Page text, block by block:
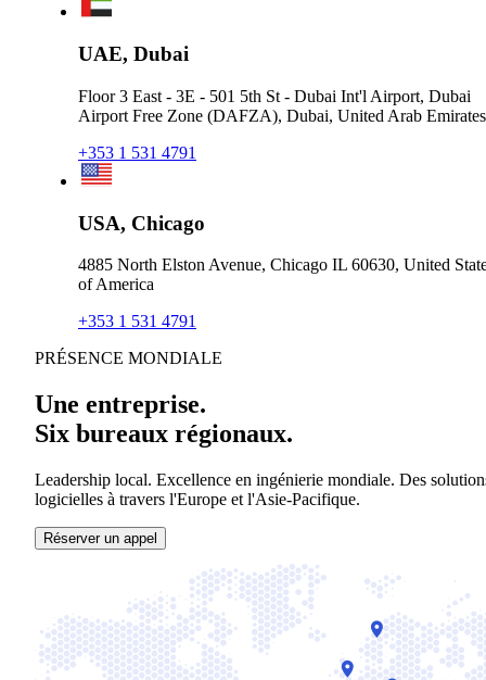
UAE, Dubai
Floor 3 East - 3E - 501 5th St - Dubai Int'l Airport, Dubai
Airport Free Zone (DAFZA), Dubai, United Arab Emirates
+353 1 531 4791
USA, Chicago
4885 North Elston Avenue, Chicago IL 60630, United
of America
+353 1 531 4791
PRÉSENCE MONDIALE
Une entreprise.
Six bureaux régionaux.
Leadership local. Excellence en ingénierie mondiale. Des
logicielles à travers l'Europe et l'Asie-Pacifique.
Réserver un appel